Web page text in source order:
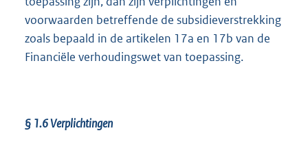
voorwaarden betreffende de subsidieverstrekking
zoals bepaald in de artikelen 17a en 17b van de
Financiële verhoudingswet van toepassing.
§ 1.6 Verplichtingen